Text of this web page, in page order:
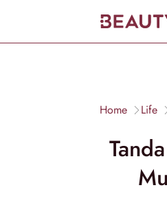
Home Life